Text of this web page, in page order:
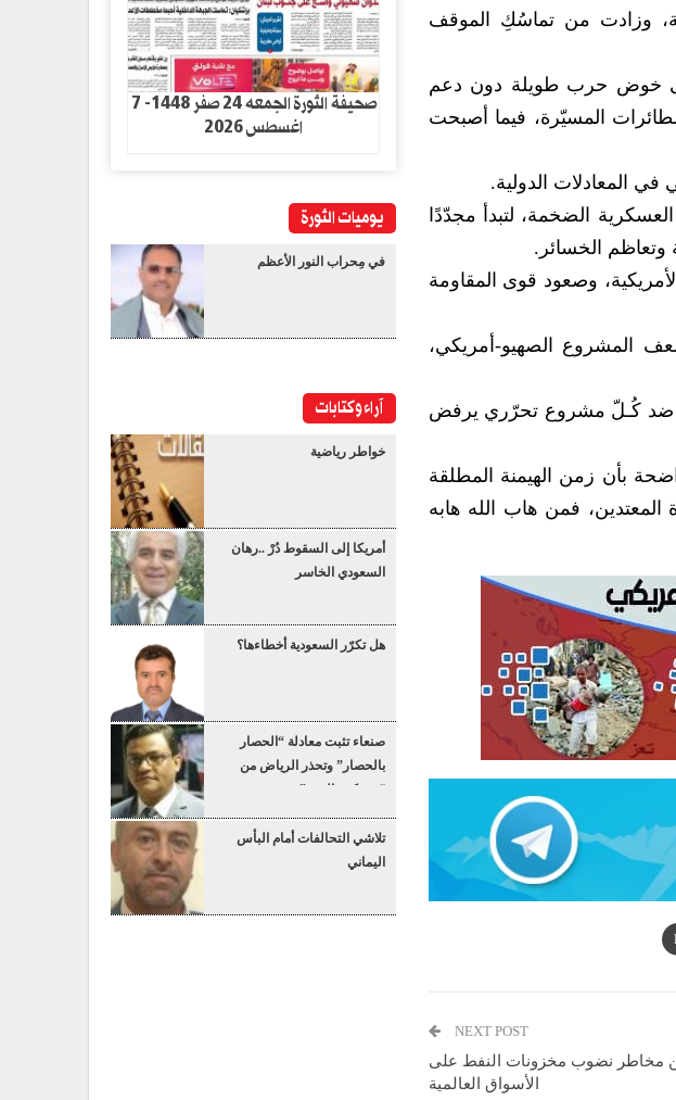
وزادت من تماسُكِ الموقف
على خوض حرب طويلة دون دعم
المسيّرة، فيما أصبحت
في المعادلات الدولية.
الضخمة، لتبدأ مجدّدًا
وتعاظم الخسائر.
وصعود قوى المقاومة
المشروع الصهيو-أمريكي،
ضد كُـلّ مشروع تحرّري يرفض
بأن زمن الهيمنة المطلقة
فمن هاب الله هابه
NEXT POST
مخاطر نضوب مخزونات النفط على
الأسواق العالمية
صحيفة الثورة الجمعه 24 صفر 1448- 7
اغسطس 2026
يوميات الثورة
في مِحراب النور الأعظم
آراء وكتابات
خواطر رياضية
أمريكا إلى السقوط دُرْ ..رهان
السعودي الخاسر
هل تكرّر السعودية أخطاءها؟
صنعاء تثبت معادلة “الحصار
بالحصار” وتحذر الرياض من
“عسكرة البحر”
تلاشي التحالفات أمام البأس
اليماني